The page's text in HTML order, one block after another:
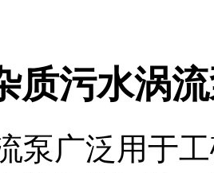
质污水涡
泵广泛用于